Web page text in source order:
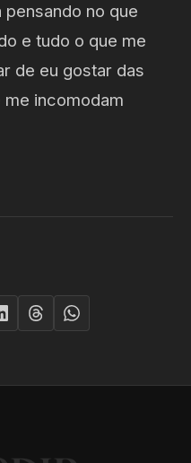
pensando no que
e tudo o que me
de eu gostar das
me incomodam